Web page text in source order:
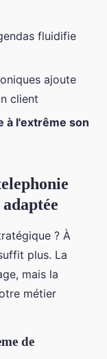
fluidifie
ajoute
client
à l'extrême son
? À
plus. La
mais la
métier
de